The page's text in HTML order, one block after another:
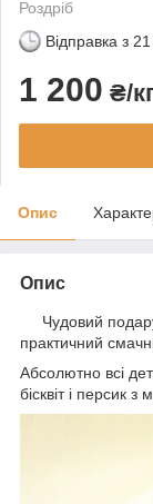
Роздріб
Відправка з
1 200 ₴/
Опис
Опис
Чудовий
практичний
Абсолютно всі
бісквіт і персик